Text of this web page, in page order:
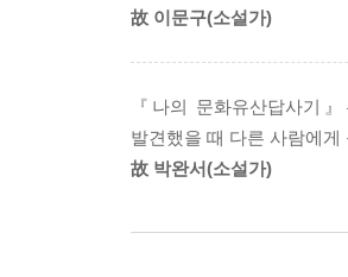
故 이문구(소설가)
『나의 문화유산답사기
발견했을 때 다른 사람에
故 박완서(소설가)